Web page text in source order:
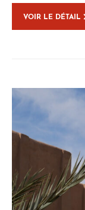
VOIR LE DÉTAIL